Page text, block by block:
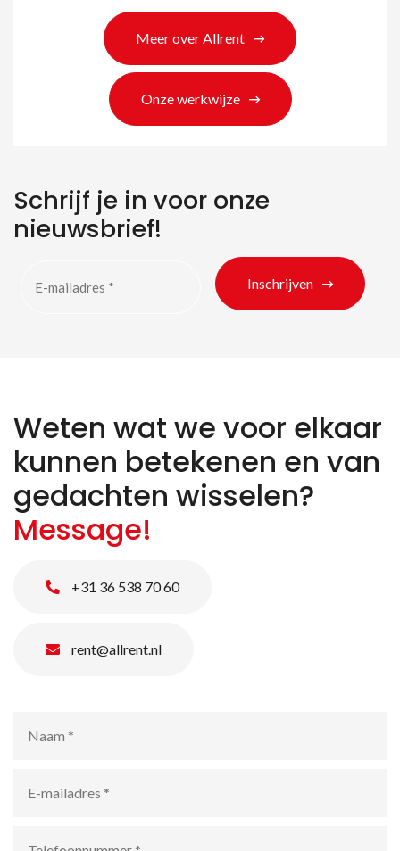
Meer over Allrent
Onze werkwijze
Schrijf je in voor onze
nieuwsbrief!
Inschrijven
Weten wat we voor elkaar
kunnen betekenen en van
gedachten wisselen?
Message!
+31 36 538 70 60
rent@allrent.nl
mailadres *
Zoeken naar producten